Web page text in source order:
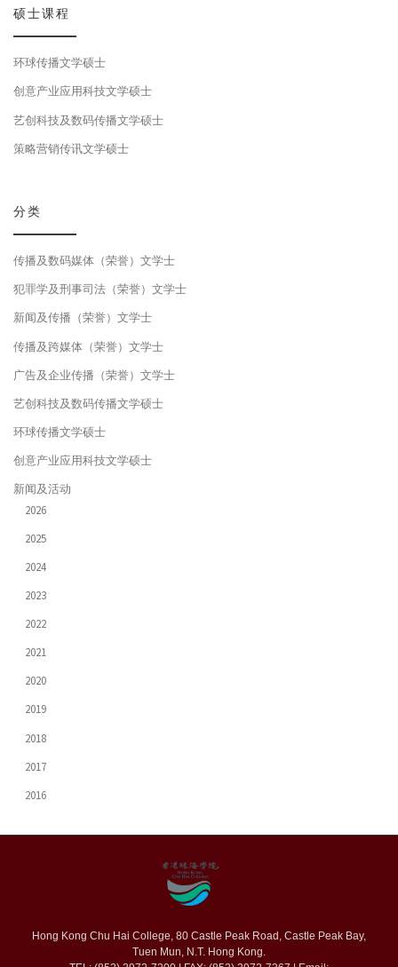
硕士课程
环球传播文学硕士
创意产业应用科技文学硕士
艺创科技及数码传播文学硕士
策略营销传讯文学硕士
分类
传播及数码媒体（荣誉）文学士
犯罪学及刑事司法（荣誉）文学士
新闻及传播（荣誉）文学士
传播及跨媒体（荣誉）文学士
广告及企业传播（荣誉）文学士
艺创科技及数码传播文学硕士
环球传播文学硕士
创意产业应用科技文学硕士
新闻及活动
2026
2025
2024
2023
2022
2021
2020
2019
2018
2017
2016
Hong Kong Chu Hai College, 80 Castle Peak Road, Castle Peak Bay,
Tuen Mun, N.T. Hong Kong.